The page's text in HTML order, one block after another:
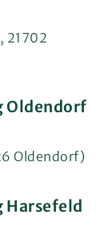
21702
Oldendorf
Oldendorf)
Harsefeld